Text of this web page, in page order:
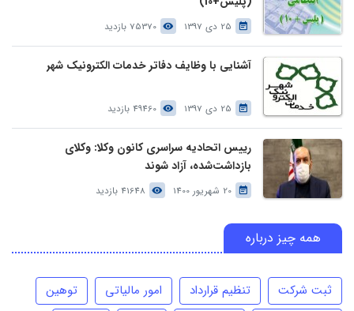
25 دی 1397 75370 بازدید
آشنایی با وظایف دفاتر خدمات الکترونیک شهر
25 دی 1397 49460 بازدید
رییس اتحادیه سراسری کانون وکلا: وکلای
بازداشت‌شده، آزاد شوند
20 شهریور 1400 41648 بازدید
همه چیز درباره
ثبت شرکت تنظیم قرارداد امور مالیاتی
توهین